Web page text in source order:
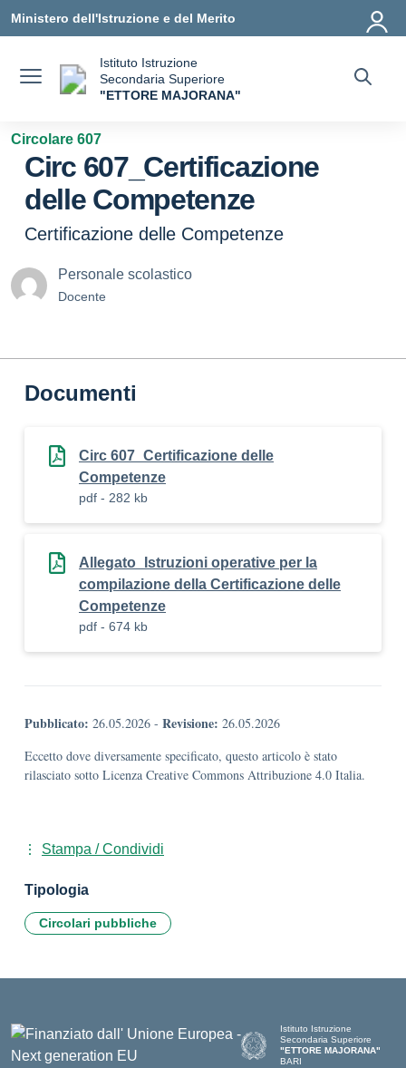
Ministero dell'Istruzione e del Merito
Istituto Istruzione
Secondaria Superiore
"ETTORE MAJORANA"
Circolare 607
Circ 607_Certificazione
delle Competenze
Certificazione delle Competenze
Personale scolastico
Docente
Documenti
Circ 607_Certificazione delle
Competenze
pdf - 282 kb
Allegato_Istruzioni operative per la
compilazione della Certificazione delle
Competenze
pdf - 674 kb
Pubblicato: 26.05.2026 - Revisione: 26.05.2026
Eccetto dove diversamente specificato, questo articolo è stato
rilasciato sotto Licenza Creative Commons Attribuzione 4.0 Italia.
Stampa / Condividi
Tipologia
Circolari pubbliche
Istituto Istruzione
Secondaria Superiore
"ETTORE MAJORANA"
BARI